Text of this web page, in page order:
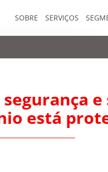
SOBRE SERVIÇOS
e
está